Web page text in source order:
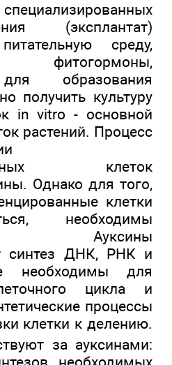
(эксплантат)
среду,
фитогормоны,
образования
получить культуру
in vitro - основной
растений. Процесс
клеток
Однако для того,
клетки
необходимы
Ауксины
синтез ДНК, РНК и
необходимы для
цикла и
процессы
клетки к делению.
за ауксинами: